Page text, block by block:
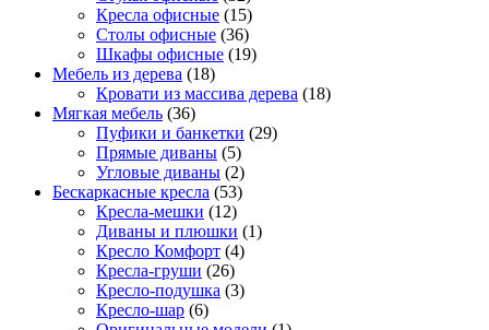
Кресла офисные (15)
Столы офисные (36)
Шкафы офисные (19)
Мебель из дерева (18)
Кровати из массива дерева (18)
Мягкая мебель (36)
Пуфики и банкетки (29)
Прямые диваны (5)
Угловые диваны (2)
Бескаркасные кресла (53)
Кресла-мешки (12)
Диваны и плюшки (1)
Кресло Комфорт (4)
Кресла-груши (26)
Кресло-подушка (3)
Кресло-шар (6)